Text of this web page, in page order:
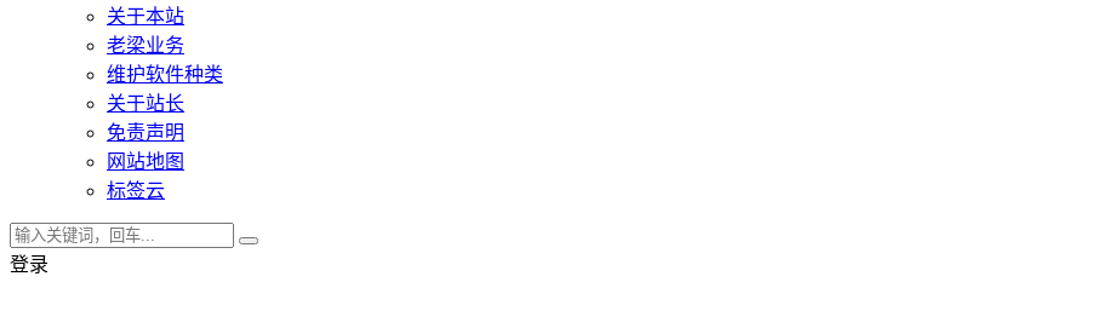
关于本站
老梁业务
维护软件种类
关于站长
免责声明
网站地图
标签云
登录